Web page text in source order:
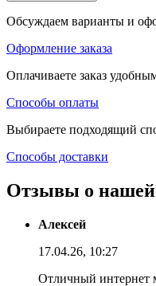
Обсуждаем варианты и
Оформление заказа
Оплачиваете заказ
Способы оплаты
Выбираете подходящий
Способы доставки
Отзывы о нашей
Алексей
17.04.26, 10:27
Отличный интернет